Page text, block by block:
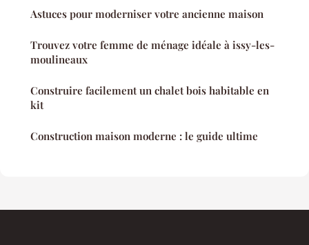
Astuces pour moderniser votre ancienne maison
Trouvez votre femme de ménage idéale à issy-les-
moulineaux
Construire facilement un chalet bois habitable en
kit
Construction maison moderne : le guide ultime